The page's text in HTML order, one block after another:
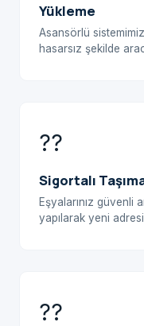
Yükleme
Asansörlü
hasarsız şekilde
??
Sigortalı
Eşyalarınız güvenli
yapılarak yeni
??